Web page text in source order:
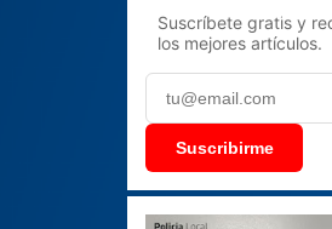
Suscríbete gratis y
los mejores artículos.
Suscribirme